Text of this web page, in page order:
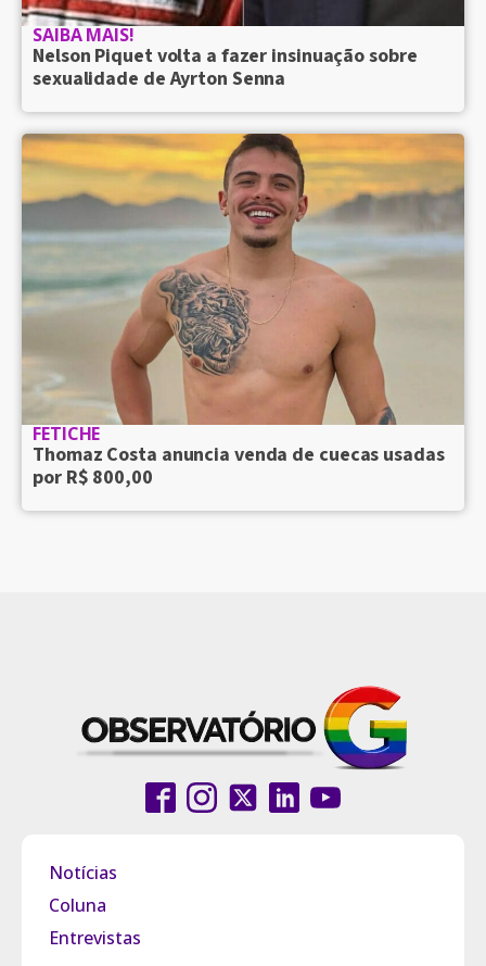
SAIBA MAIS!
Nelson Piquet volta a fazer insinuação sobre
sexualidade de Ayrton Senna
FETICHE
Thomaz Costa anuncia venda de cuecas usadas
por R$ 800,00
Notícias
Coluna
Entrevistas